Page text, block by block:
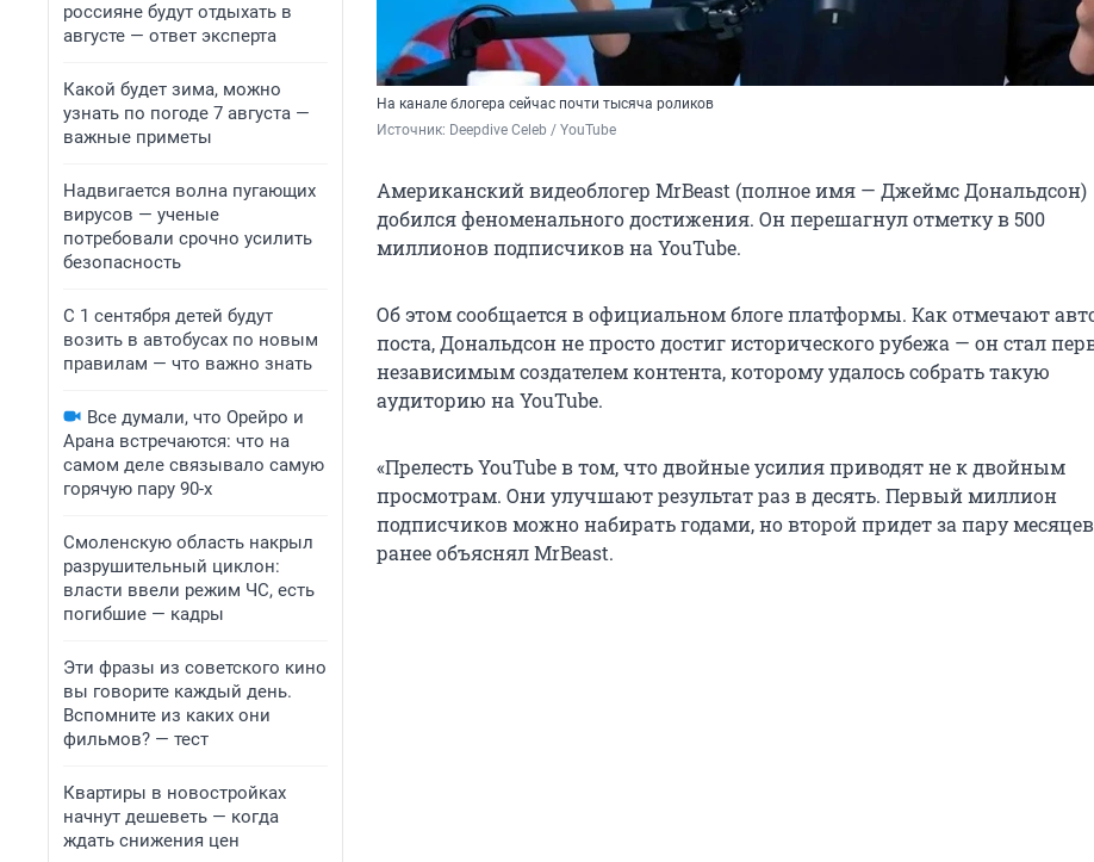
россияне будут отдыхать в
августе — ответ эксперта
Какой будет зима, можно
узнать по погоде 7 августа —
важные приметы
Надвигается волна пугающих
вирусов — ученые
потребовали срочно усилить
безопасность
С 1 сентября детей будут
возить в автобусах по новым
правилам — что важно знать
Все думали, что Орейро и
Арана встречаются: что на
самом деле связывало самую
горячую пару 90-х
Смоленскую область накрыл
разрушительный циклон:
власти ввели режим ЧС, есть
погибшие — кадры
Эти фразы из советского кино
вы говорите каждый день.
Вспомните из каких они
фильмов? — тест
Квартиры в новостройках
начнут дешеветь — когда
ждать снижения цен
На канале блогера сейчас почти тысяча роликов
Источник: Deepdive Celeb / YouTube
Американский видеоблогер MrBeast (полное имя — Джеймс Дональдсон)
добился феноменального достижения. Он перешагнул отметку в 500
миллионов подписчиков на YouTube.
Об этом сообщается в официальном блоге платформы. Как отмечают
поста, Дональдсон не просто достиг исторического рубежа — он стал
независимым создателем контента, которому удалось собрать такую
аудиторию на YouTube.
«Прелесть YouTube в том, что двойные усилия приводят не к двойным
просмотрам. Они улучшают результат раз в десять. Первый миллион
подписчиков можно набирать годами, но второй придет за пару
ранее объяснял MrBeast.